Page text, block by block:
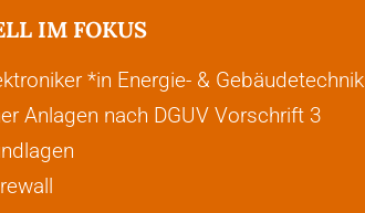
IM FOKUS
*in Energie- & Gebäudetechnik
Anlagen nach DGUV Vorschrift 3